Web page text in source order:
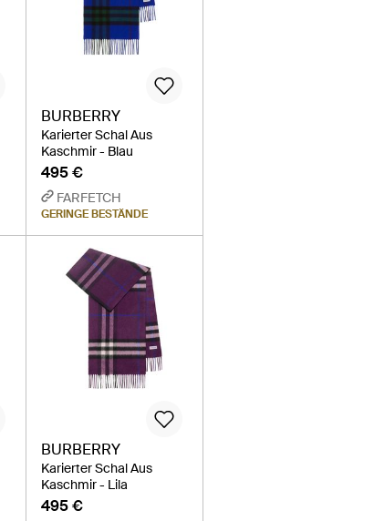
BURBERRY
Karierter Schal Aus
Kaschmir - Blau
495 €
FARFETCH
GERINGE BESTÄNDE
BURBERRY
Karierter Schal Aus
Kaschmir - Lila
495 €